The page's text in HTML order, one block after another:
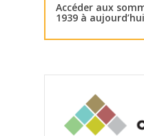
Accéder aux
1939 à aujourd’hui